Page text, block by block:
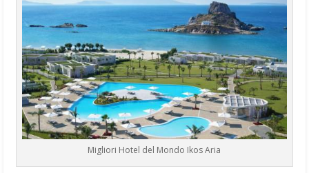
Migliori Hotel del Mondo Ikos Aria